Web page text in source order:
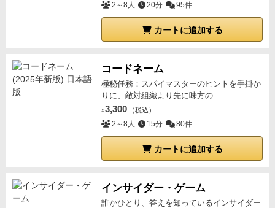
2～8人 20分 95件
カートに追加する
コードネーム
極秘任務：スパイマスターのヒントを手掛か
りに、敵対組織より先に味方の...
¥ 3,300 （税込）
2～8人 15分 80件
カートに追加する
インサイダー・ゲーム
誰かひとり、答えを知っているインサイダー